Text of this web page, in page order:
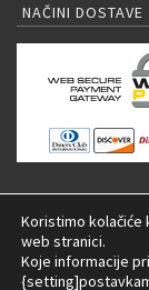
NAČINI DOSTAVE
© 2026
Koristimo kolačiće
web stranici.
Koje informacije